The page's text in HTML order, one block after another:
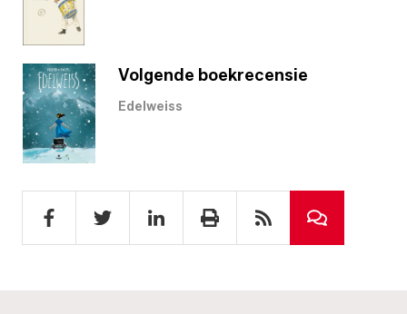
Volgende boekrecensie
Edelweiss